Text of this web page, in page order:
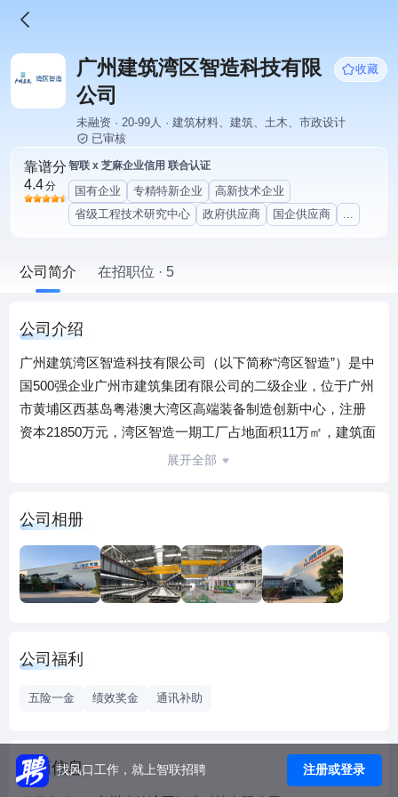
广州建筑湾区智造科技有限
公司
收藏
未融资 · 20-99人 · 建筑材料、建筑、土木、市政设计
已审核
靠谱分
4.4分
智联 x 芝麻企业信用 联合认证
国有企业 专精特新企业
高新技术企业
省级工程技术研究中心
政府供应商 国企供应商 ...
公司简介 在招职位 · 5
公司介绍
广州建筑湾区智造科技有限公司（以下简称“湾区智造”）是中
国500强企业广州市建筑集团有限公司的二级企业，位于广州
市黄埔区西基岛粤港澳大湾区高端装备制造创新中心，注册
资本21850万元，湾区智造一期工厂占地面积11万㎡，建筑面
积4.4万㎡，引进了三一集团最先进的PMS智能装备系统和
生产基地，被授予“粤港澳大湾区绿色建造科技创新展示平
台”，湾区智造工厂是华南地区规模最大、技术最先进的装配
式工厂之一，年设计产能可达20万立方米。湾区智造以研发
设计为引领、智能制造为核心，孵化创新为支撑、产业运营
期解决方案，未来将通过整合现代建筑全产业链资源，打造
能制造、建筑工业化新技术、新装备及装配式建筑有关配套
设备研发的优秀人才入职加盟，携手打造国家级装配式建筑
展开全部
公司相册
公司福利
五险一金 绩效奖金 通讯补助
工商信息找风口工作，就上智联招聘 注册或登录